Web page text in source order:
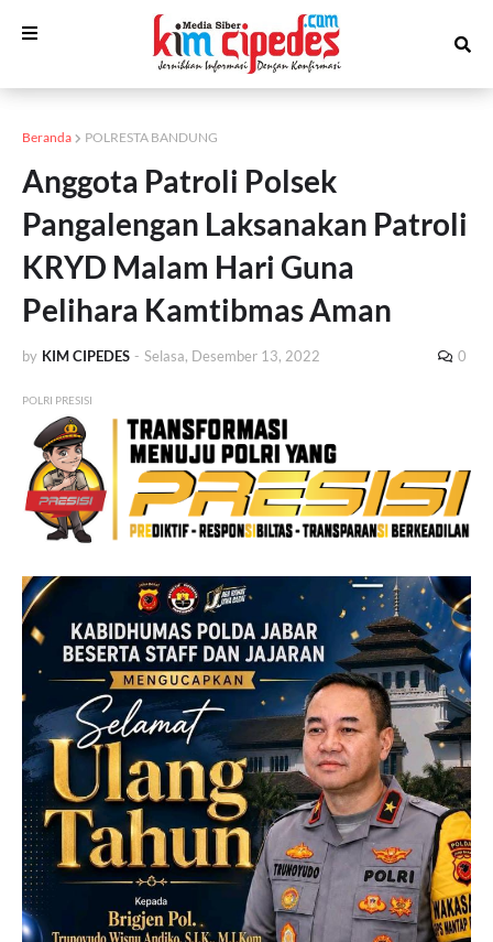
Beranda POLRESTA BANDUNG
Anggota Patroli Polsek
Pangalengan Laksanakan Patroli
KRYD Malam Hari Guna
Pelihara Kamtibmas Aman
by KIM CIPEDES - Selasa, Desember 13, 2022 0
POLRI PRESISI